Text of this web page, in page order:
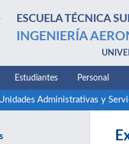
ESCUELA TÉCNICA
INGENIERÍA
Estudiantes Personal
Administrativas y